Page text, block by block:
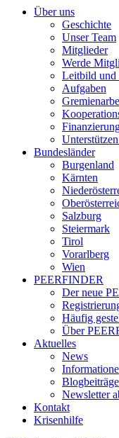
Über uns
Geschichte
Unser Team
Mitglieder
Werde
Leitbild und
Aufgaben
Bundesländer
Burgenland
Kärnten
Salzburg
Steiermark
Tirol
Vorarlberg
Wien
PEERFINDER
Der neue
Häufig
Über
Aktuelles
News
Blogbeiträge
Newsletter
Kontakt
Krisenhilfe